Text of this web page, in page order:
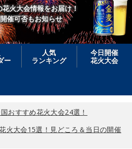
火大会情報をお届け！
催可否もお知らせ
ー
人気
ランキング
今日開催
花火大会
おすすめ花火大会24選！
火大会15選！見どころ＆当日の開催